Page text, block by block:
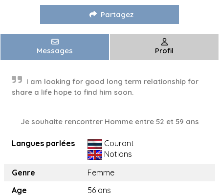
Partagez
Messages Profil
I am looking for good long term relationship for
share a life hope to find him soon.
Je souhaite rencontrer Homme entre 52 et 59 ans
Langues parlées
Courant
Notions
Genre
Femme
Age
56 ans